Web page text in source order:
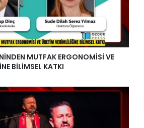
MUTFAK ERGONOMİSİ VE
BİLİMSEL KATKI